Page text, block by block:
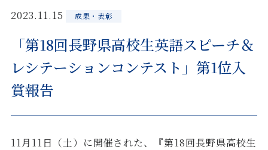
2023.11.15 成果・表彰
「第18回長野県高校生英語スピーチ＆
レシテーションコンテスト」第1位入
賞報告
11月11日（土）に開催された、『第18回長野県高校生